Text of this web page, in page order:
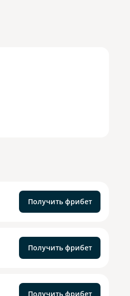
Получить фрибет
Получить фрибет
Получить фрибет